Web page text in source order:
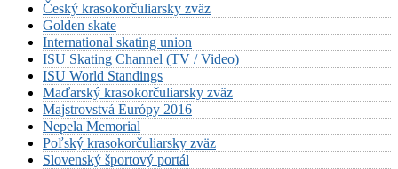
Český krasokorčuliarsky zväz
Golden skate
International skating union
ISU Skating Channel (TV / Video)
ISU World Standings
Maďarský krasokorčuliarsky zväz
Majstrovstvá Európy 2016
Nepela Memorial
Poľský krasokorčuliarsky zväz
Slovenský športový portál